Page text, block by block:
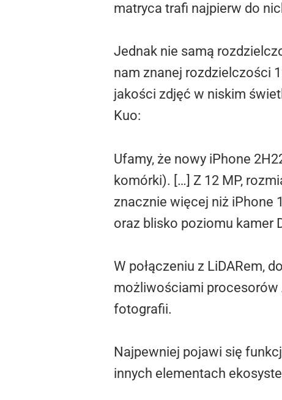
matryca trafi najpierw do
Jednak nie samą
nam znanej rozdzielczości
jakości zdjęć w niskim
Kuo:
Ufamy, że nowy iPhone
komórki). […] Z 12 MP,
znacznie więcej niż iPhone
oraz blisko poziomu kamer
W połączeniu z LiDARem,
możliwościami procesorów
fotografii.
Najpewniej pojawi się
innych elementach